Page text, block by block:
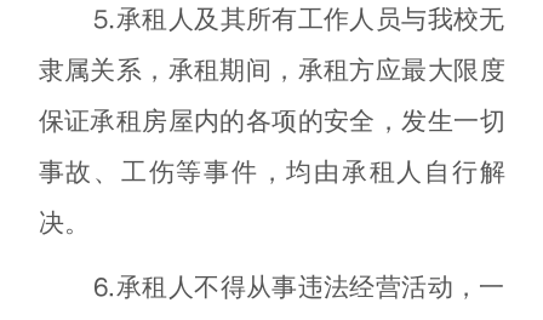
⒌承租人及其所有工作人员与我校无
隶属关系，承租期间，承租方应最大限度
保证承租房屋内的各项的安全，发生一切
事故、工伤等事件，均由承租人自行解
决。
⒍承租人不得从事违法经营活动，一